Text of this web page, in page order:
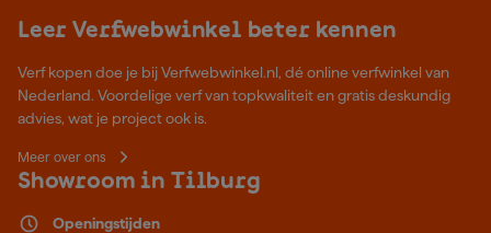
Leer Verfwebwinkel beter kennen
Verf kopen doe je bij Verfwebwinkel.nl, dé online verfwinkel van
Nederland. Voordelige verf van topkwaliteit en gratis deskundig
advies, wat je project ook is.
Meer over ons
Showroom in Tilburg
Openingstijden